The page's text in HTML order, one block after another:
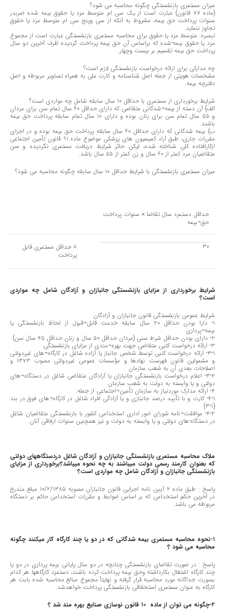
میزان مستمری بازنشستگی چگونه محاسبه می شود؟
(ماده ٧٧ قانون) عبارت است از یک سی ام متوسط مزد یا حقوق بیمه شده ضربدر
سنوات پرداخت حق بیمه، مشروط به آنکه از سی وپنج سی ام متوسط مزد یا حقوق
تجاوز ننماید.
تبصره: متوسط مزد یا حقوق برای محاسبه مستمری بازنشستگی عبارت است از مجموع
مزد یا حقوق بیمه-شده که براساس آن حق بیمه پرداخت گردیده ظرف آخرین دو سال
پرداخت حق بیمه تقسیم بر بیست وچهار.
چه مدارکی برای ارائه درخواست بازنشستگی لازم است؟
مشخصات هویتی از جمله اصل شناسنامه و کارت ملی به همراه تصاویر مربوطه و اصل
دفترچه بیمه.
شرایط برخورداری از مستمری با حداقل ١٠ سال سابقه شامل چه مواردی است؟
الف) آن دسته از بیمه¬شدگانی متقاضی که دارای حداقل ٦٠ سال تمام سن برای مردان
و ٥٥ سال تمام سن برای زنان بوده و دارای ١٠ سال تمام سابقه پرداخت حق بیمه
باشند.
ب) بیمه شدگانی که دارای حداقل ٦٠ سال سابقه پرداخت حق بیمه بوده و در اجرای
مقررات جاری، طبق آراء کمیسیون های پزشکی موضوع ماده ٩١ قانون تأمین اجتماعی
ازکارافتاده کلی شناخته شده، لیکن حائز شرایط دریافت مستمری نگردیده و سن
متقاضیان مرد کمتر از ٦٠ سال و زن کمتر از ٥٥ سال باشد.
میزان مستمری بازنشستگی با شرایط حداقل ١٠ سال سابقه چگونه محاسبه می شود؟
حداقل دستمزد سال تقاضا × سنوات پرداخت
حق¬بیمه
٣٠
= حداقل مستمری قابل
پرداخت
شرایط برخورداری از مزایای بازنشستگی جانبازان و آزادگان شامل چه مواردی
است؟
شرایط عمومی بازنشستگی قانون جانبازان و آزادگان
١- دارا بودن حداقل ٢٠ سال سابقه خدمت قابل¬قبول از لحاظ بازنشستگی یا
بیمه¬پردازی
٢- دارای بودن حداقل شرط سنی (مردان حداقل ٥٠ سال و زنان حداقل ٤٥ سال سن)
٣- ارائه درخواست کتبی متقاضی جهت بهره¬مندی از مزایای بازنشستگی
١-٣- ارائه درخواست کتبی توسط شخص جانباز یا آزاده شاغل در کارگاه¬های غیردولتی
و مشمولین قانون فهرست نهادها و مؤسسات عمومی غیردولتی مصوب ١٣٧٣ و
اصلاحات بعدی آن به شعب سازمان
٢-٣- اعلام درخواست بازنشستگی جانبازان یا آزادگان متقاضی شاغل در دستگاه¬های
دولتی و یا وابسته به دولت به شعب سازمان
٤- ارائه مدارک موردنیاز به سازمان تأمین¬اجتماعی از جمله:
١-٤- کارت و با تأیید درصد جانبازی و یا آزادگی افراد شاغل در کارگاه¬های فوق در بند
(١-٣)
٢-٤- موافقت¬نامه شورای امور اداری استخدامی کشور با بازنشستگی متقاضیان شاغل
در دستگاه-های دولتی و یا وابسته به دولت و نیز همچنین سنوات ارفاقی آنان.
ملاک محاسبه مستمری بازنشستگی جانبازان و آزادگان شاغل دردستگاههای دولتی
که بعنوان کارمند رسمی دولت میباشند به چه نحوه میباشد؟برخورداری از مزایای
بازنشستگی جانبازان و آزادگان شامل چه مواردی است؟
پاسخ : طبق ماده ٢ آیین نامه اجرایی قانون جانبازان مصوبه ١٠/٢/١٣٨٥ مبلغ مندرج
در آخرین حکم استخدامی که بر اساس ضوابط و مقررات استخدامی حاکم بر دستگاه
مربوطه می باشد.
١-نحوه محاسبه مستمری بیمه شدگانی که در دو یا چند کارگاه کار میکنند چگونه
محاسبه می شود ؟
پاسخ : در صورت تقاضای بازنشستگی چنانچه در دو سال پایانی بیمه پردازی در دو یا
چند کارگاه اشتغال بکارداشته وحق بیمه پرداخت کرده باشند، دستمزد کارگاهها هر کدام
بصورت جداگانه مورد محاسبه قرار گرفته و نهایتأ مجموع مبالغ محاسبه شده بابت هر
کارگاه به عنوان مستمری استحقاقی بازنشستگی پرداخت خواهدشد.
٢-چگونه می توان از ماده ١٠ قانون نوسازی صنایع بهره مند شد ؟